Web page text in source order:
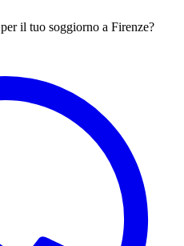
il tuo soggiorno a Firenze?